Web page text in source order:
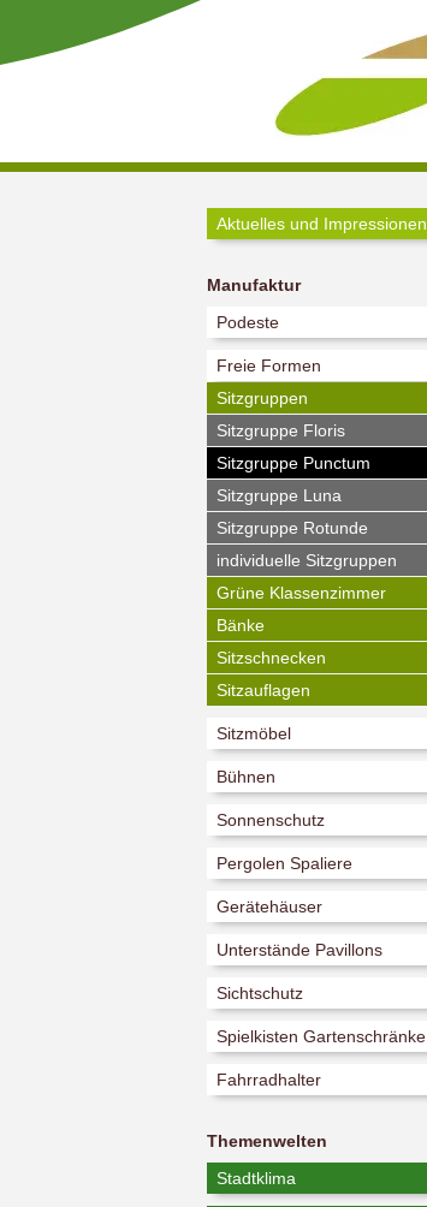
Aktuelles und Impressionen
Manufaktur
Podeste
Freie Formen
Sitzgruppen
Sitzgruppe Floris
Sitzgruppe Punctum
Sitzgruppe Luna
Sitzgruppe Rotunde
individuelle Sitzgruppen
Grüne Klassenzimmer
Bänke
Sitzschnecken
Sitzauflagen
Sitzmöbel
Bühnen
Sonnenschutz
Pergolen Spaliere
Gerätehäuser
Unterstände Pavillons
Sichtschutz
Spielkisten Gartenschränke
Fahrradhalter
Themenwelten
Stadtklima